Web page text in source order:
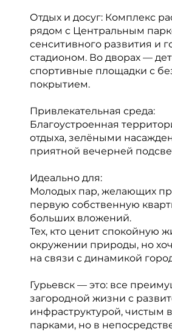
Отдых и досуг: Комплекс
рядом с Центральным
сенситивного развития и
стадионом. Во дворах —
спортивные площадки с
покрытием.
Привлекательная среда:
Благоустроенная
отдыха, зелёными
приятной вечерней
Идеально для:
Молодых пар, желающих
первую собственную
больших вложений.
Тех, кто ценит спокойную
окружении природы, но
на связи с динамикой
Гурьевск — это: все
загородной жизни с
инфраструктурой, чистым
парками, но в